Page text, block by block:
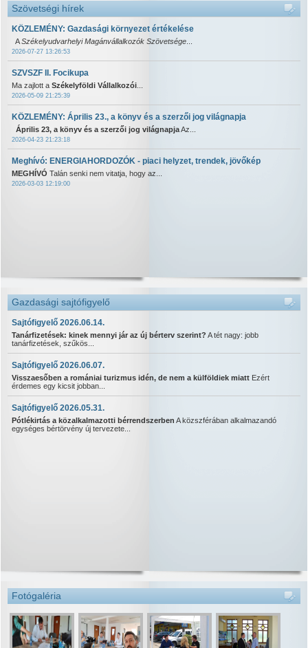
Szövetségi hírek
KÖZLEMÉNY: Gazdasági környezet értékelése
ASzékelyudvarhelyi Magánvállalkozók Szövetsége
2026-07-27 13:26:53
SZVSZF II. Focikupa
Ma zajlott a Székelyföldi Vállalkozói
2026-05-09 21:25:39
KÖZLEMÉNY: Április 23., a könyv és a szerzői jog világnapja
Április 23, a könyv és a szerzői jog világnapjaAz...
2026-04-23 21:23:18
Meghívó: ENERGIAHORDOZÓK - piaci helyzet, trendek, jövőkép
MEGHÍVÓ Talán senki nem vitatja, hogy az...
2026-03-03 12:19:00
Gazdasági sajtófigyelő
Sajtófigyelő 2026.06.14.
Tanárfizetések: kinek mennyi jár az új bérterv szerint? A tét nagy: jobb
tanárfizetések, szűkös...
Sajtófigyelő 2026.06.07.
Visszaesőben a romániai turizmus idén, de nem a külföldiek miatt Ezért
érdemes egy kicsit jobban...
Sajtófigyelő 2026.05.31.
Pótlékirtás a közalkalmazotti bérrendszerben A közszférában alkalmazandó
egységes bértörvény új tervezete...
Fotógaléria